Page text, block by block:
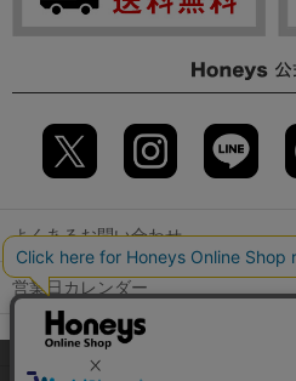
よくあるお問い合わせ
営業日カレンダー
店舗検索
当サイトでは、サイトの利便性向